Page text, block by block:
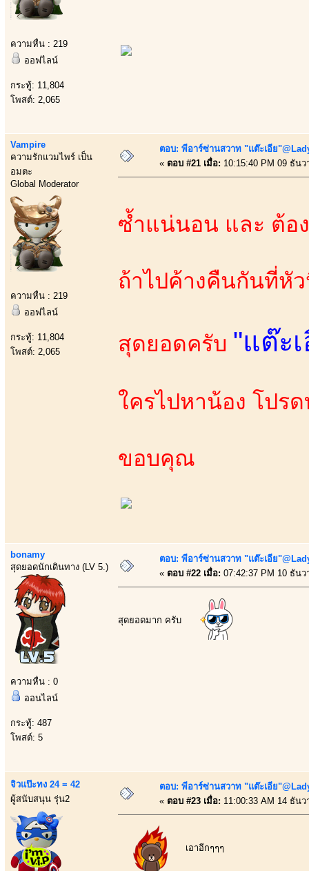
ความหื่น : 219
ออฟไลน์
กระทู้: 11,804
โพสต์: 2,065
Vampire
ความรักแวมไพร์ เป็น
อมตะ
Global Moderator
ความหื่น : 219
ออฟไลน์
กระทู้: 11,804
โพสต์: 2,065
ตอบ: พีอาร์ซ่านสวาท "แต๊ะเอีย
« ตอบ #21 เมื่อ: 10:15:40 PM 09 ธัน
ซ้ำแน่นอน และ ต้อ
ถ้าไปค้างคืนกันที่หั
สุดยอดครับ "แต๊ะ
ใครไปหาน้อง โปร
ขอบคุณ
bonamy
สุดยอดนักเดินทาง (LV 5.)
ความหื่น : 0
ออนไลน์
กระทู้: 487
โพสต์: 5
ตอบ: พีอาร์ซ่านสวาท "แต๊ะเอีย
« ตอบ #22 เมื่อ: 07:42:37 PM 10 ธัน
สุดยอดมาก ครับ
จิวแป๊ะทง 24 = 42
ผู้สนับสนุน รุ่น2
ตอบ: พีอาร์ซ่านสวาท "แต๊ะเอีย
« ตอบ #23 เมื่อ: 11:00:33 AM 14 ธัน
เอาอีกๆๆๆ